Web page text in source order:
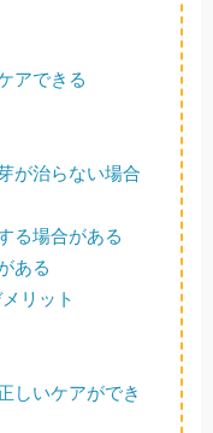
アできる
が治らない場合
る場合がある
ある
リット
しいケアができ